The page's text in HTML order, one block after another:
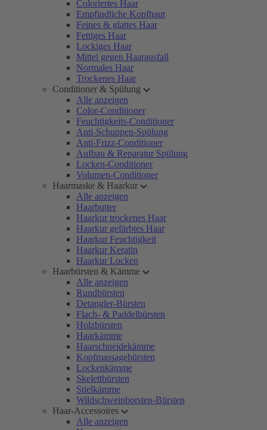
Coloriertes Haar
Empfindliche Kopfhaut
Feines & glattes Haar
Fettiges Haar
Lockiges Haar
Mittel gegen Haarausfall
Normales Haar
Trockenes Haar
Conditioner & Spülung
Alle anzeigen
Color-Conditioner
Feuchtigkeits-Conditioner
Anti-Schuppen-Spülung
Anti-Frizz-Conditioner
Aufbau & Reparatur Spülung
Locken-Conditioner
Volumen-Conditioner
Haarmaske & Haarkur
Alle anzeigen
Haarbutter
Haarkur trockenes Haar
Haarkur gefärbtes Haar
Haarkur Feuchtigkeit
Haarkur Keratin
Haarkur Locken
Haarbürsten & Kämme
Alle anzeigen
Rundbürsten
Detangler-Bürsten
Flach- & Paddelbürsten
Holzbürsten
Haarkämme
Haarschneidekämme
Kopfmassagebürsten
Lockenkämme
Skelettbürsten
Stielkämme
Wildschweinborsten-Bürsten
Haar-Accessoires
Alle anzeigen